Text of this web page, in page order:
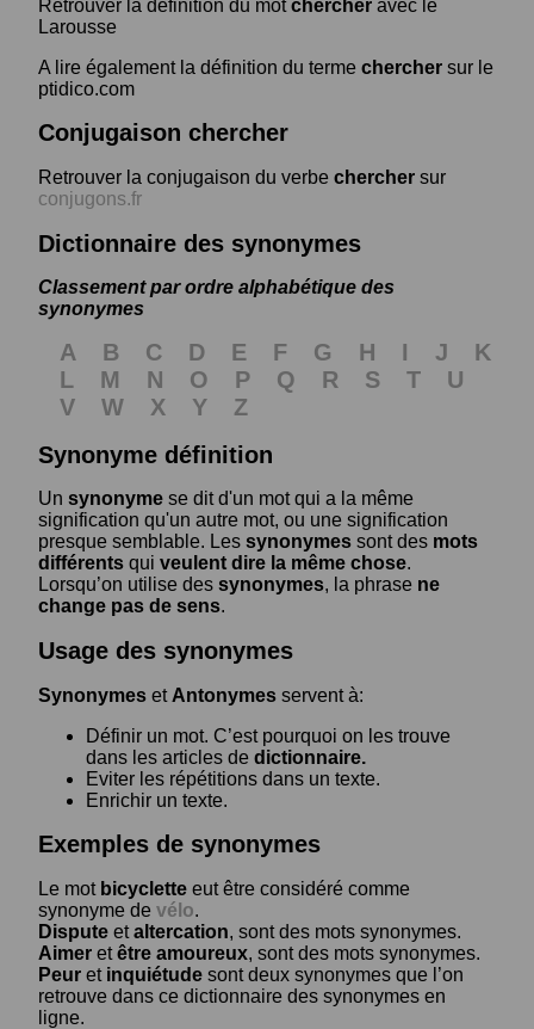
Retrouver la définition du motchercher avec le
Larousse
A lire également la définition du terme chercher sur le
ptidico.com
Conjugaison chercher
Retrouver la conjugaison du verbe chercher sur
conjugons.fr
Dictionnaire des synonymes
Classement par ordre alphabétique des
synonymes
A B C D E F G H I J
K
L
M N O P Q R S T
U
V
W X Y
Z
Synonyme définition
Un synonyme se dit d'un mot qui a la même
signification qu'un autre mot, ou une signification
presque semblable. Les synonymes sont des mots
différents qui veulent dire la même chose.
Lorsqu’on utilise des synonymes, la phrase ne
change pas de sens.
Usage des synonymes
Synonymes et Antonymes servent à:
Définir un mot. C’est pourquoi on les trouve
dans les articles de dictionnaire.
Eviter les répétitions dans un texte.
Enrichir un texte.
Exemples de synonymes
Le mot bicyclette eut être considéré comme
synonyme de vélo.
Dispute etaltercation, sont des mots synonymes.
Aimer etêtre amoureux, sont des mots synonymes.
Peur et inquiétude sont deux synonymes que l’on
retrouve dans ce dictionnaire des synonymes en
ligne.